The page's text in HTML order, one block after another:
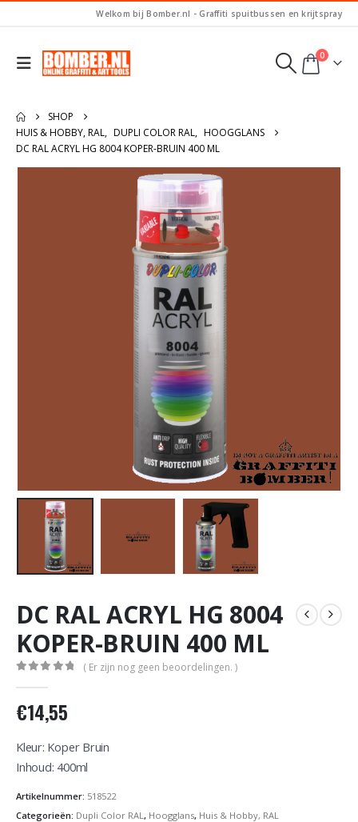
Welkom bij Bomber.nl - Graffiti spuitbussen en krijtspray
0
SHOP
HUIS & HOBBY, RAL, DUPLI COLOR RAL, HOOGGLANS
DC RAL ACRYL HG 8004 KOPER-BRUIN 400 ML
DC RAL ACRYL HG 8004
KOPER-BRUIN 400 ML
( Er zijn nog geen beoordelingen. )
€14,55
Kleur: Koper Bruin
Inhoud: 400ml
Artikelnummer: 518522
Categorieën: Dupli Color RAL , Hoogglans, Huis & Hobby, RAL